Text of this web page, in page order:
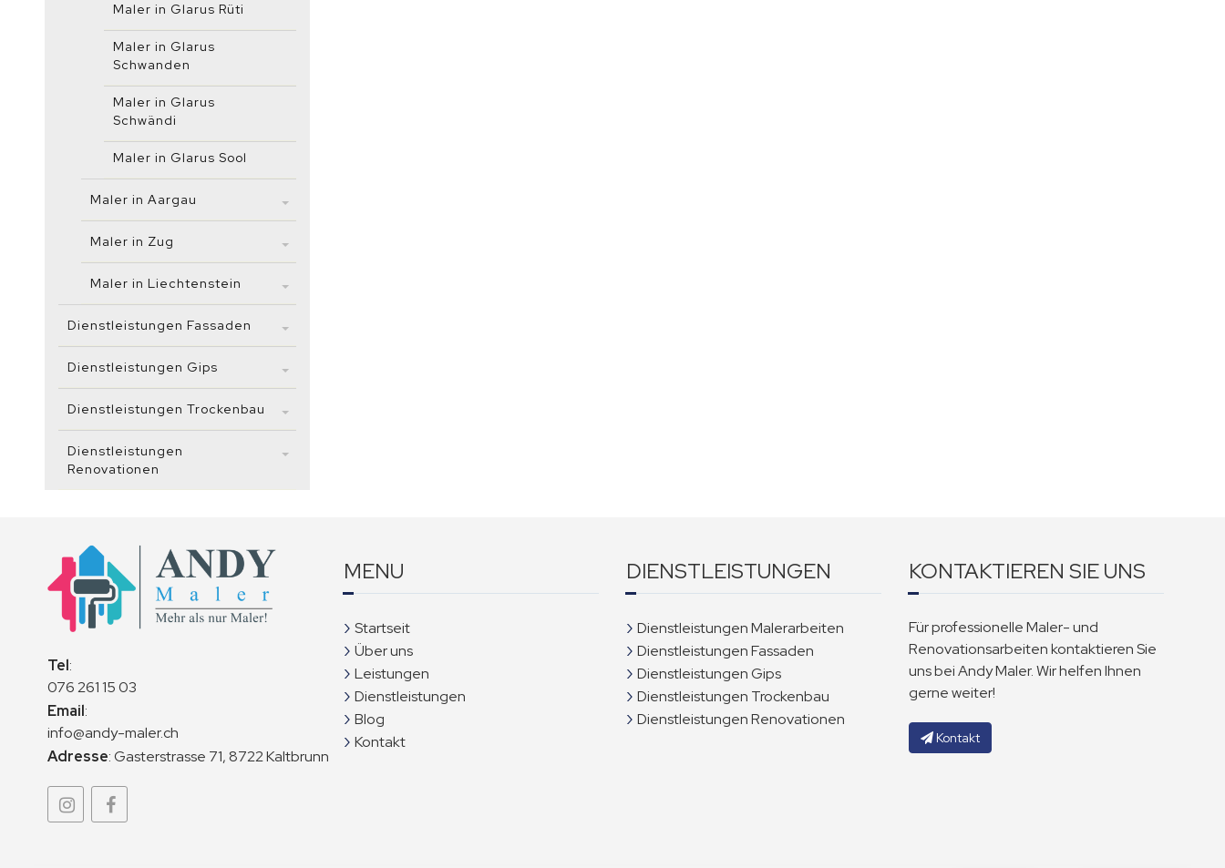
Maler in Glarus Rüti
Maler in Glarus
Schwanden
Maler in Glarus
Schwändi
Maler in Glarus Sool
Maler in Aargau
Maler in Zug
Maler in Liechtenstein
Dienstleistungen Fassaden
Dienstleistungen Gips
Dienstleistungen Trockenbau
Dienstleistungen
Renovationen
Tel:
076 261 15 03
Email:
info@andy-maler.ch
Adresse:Gasterstrasse 71, 8722 Kaltbrunn
MENU
Startseit
Über uns
Leistungen
Dienstleistungen
Blog
Kontakt
DIENSTLEISTUNGEN
Dienstleistungen Malerarbeiten
Dienstleistungen Fassaden
Dienstleistungen Gips
Dienstleistungen Trockenbau
Dienstleistungen Renovationen
KONTAKTIEREN SIE UNS
Für professionelle Maler- und
Renovationsarbeiten kontaktieren Sie
uns bei Andy Maler. Wir helfen Ihnen
gerne weiter!
Kontakt